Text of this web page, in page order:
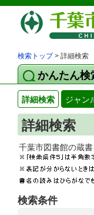
検索トップ> 詳細検索
かんたん検
詳細検索 ジャン
詳細検索
千葉市図書館
検索条件